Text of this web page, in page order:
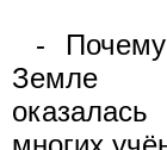
-
Земле